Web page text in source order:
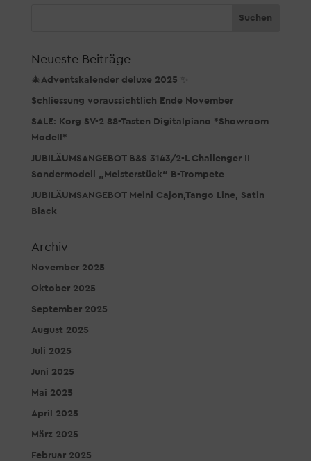
Neueste Beiträge
🎄Adventskalender deluxe 2025 ✨
Schliessung voraussichtlich Ende November
SALE: Korg SV-2 88-Tasten Digitalpiano *Showroom
Modell*
JUBILÄUMSANGEBOT B&S 3143/2-L Challenger II
Sondermodell „Meisterstück“ B-Trompete
JUBILÄUMSANGEBOT Meinl Cajon,Tango Line, Satin
Black
Archiv
November 2025
Oktober 2025
September 2025
August 2025
Juli 2025
Juni 2025
Mai 2025
April 2025
März 2025
Februar 2025